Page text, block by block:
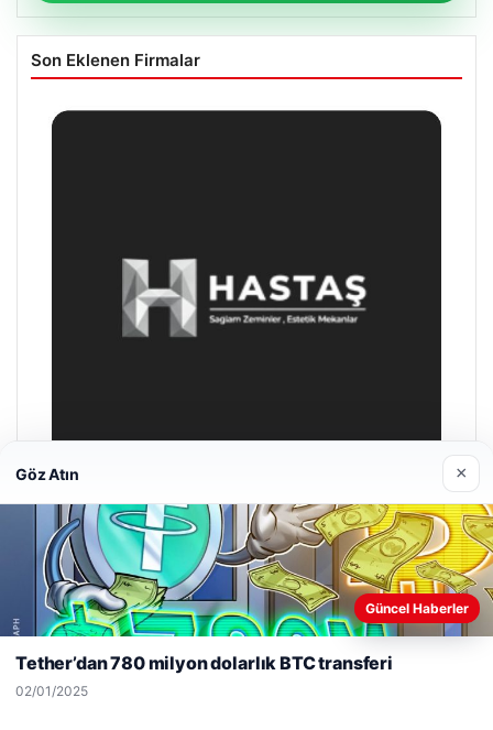
Son Eklenen Firmalar
Enes Kaplan Avukatlık Bürosu
28/04/2026
Web sitemizi nasıl kullandığınızı daha iyi anlayabilmek,
deneyiminizi kişiselleştirmek ve geliştirmek amacıyla çerezler
Kabul Et
Göz Atın ×
Güncel Haberler
Tether’dan 780 milyon dolarlık BTC transferi
02/01/2025